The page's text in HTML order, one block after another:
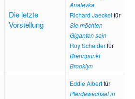
Die letzte
Vorstellung
Anatevka
Richard Jaeckel für
Sie möchten
Giganten sein
Roy Scheiderfür
Brennpunkt
Brooklyn
Eddie Albertfür
Pferdewechsel in